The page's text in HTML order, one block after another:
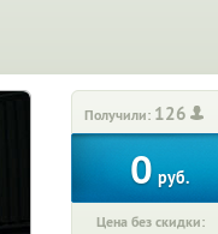
Получили: 126
0 руб.
Цена без скидки: